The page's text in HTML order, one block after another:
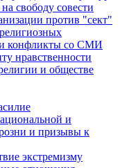
свободу совести
против "сект"
и конфликты со СМИ
нравственности
и обществе
и
и призывы к
экстремизму